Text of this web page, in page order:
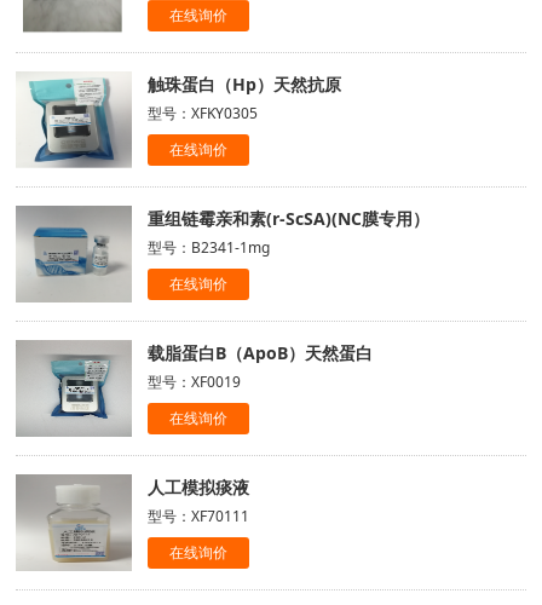
在线询价
触珠蛋白（Hp）天然抗原
型号：XFKY0305
在线询价
重组链霉亲和素(r-ScSA)(NC膜专用）
型号：B2341-1mg
在线询价
载脂蛋白B（ApoB）天然蛋白
型号：XF0019
在线询价
人工模拟痰液
型号：XF70111
在线询价